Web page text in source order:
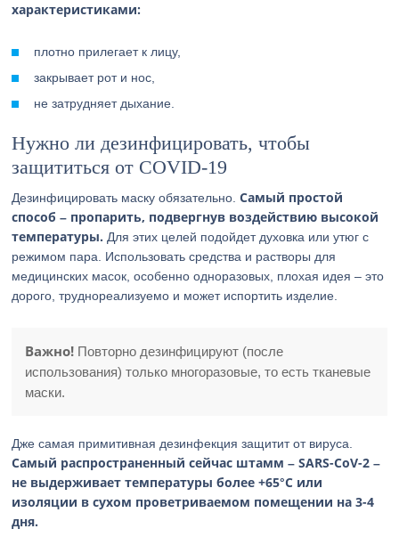
характеристиками:
плотно прилегает к лицу,
закрывает рот и нос,
не затрудняет дыхание.
Нужно ли дезинфицировать, чтобы
защититься от COVID-19
Дезинфицировать маску обязательно.Самый простой
способ – пропарить, подвергнув воздействию высокой
температуры.Для этих целей подойдет духовка или утюг с
режимом пара. Использовать средства и растворы для
медицинских масок, особенно одноразовых, плохая идея – это
дорого, труднореализуемо и может испортить изделие.
Важно! Повторно дезинфицируют (после
использования) только многоразовые, то есть тканевые
маски.
Дже самая примитивная дезинфекция защитит от вируса.
Самый распространенный сейчас штамм – SARS-CoV-2 –
не выдерживает температуры более +65°C или
изоляции в сухом проветриваемом помещении на 3-4
дня.